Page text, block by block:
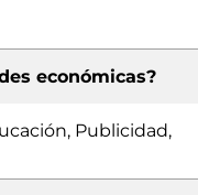
económicas?
Publicidad,